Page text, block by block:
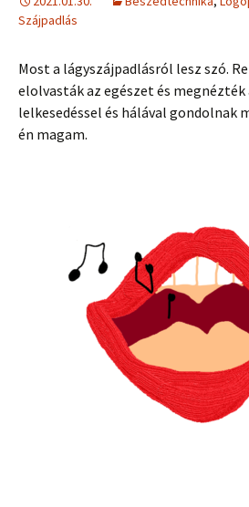
Szájpadlás
Most a lágyszájpadlásról lesz szó.
elolvasták az egészet és megnézték
lelkesedéssel és hálával gondolnak
én magam.